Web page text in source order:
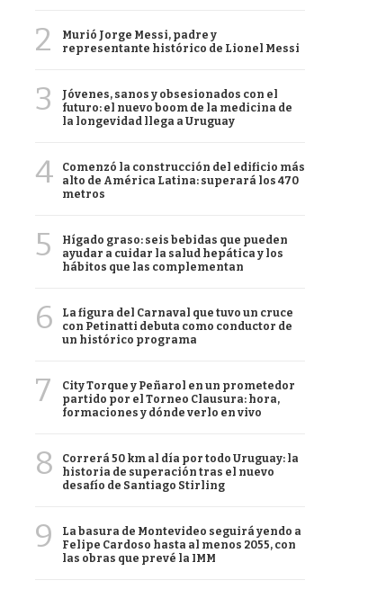
2
Murió Jorge Messi, padre y
representante histórico de Lionel Messi
3
Jóvenes, sanos y obsesionados con el
futuro: el nuevo boom de la medicina de
la longevidad llega a Uruguay
4
Comenzó la construcción del edificio más
alto de América Latina: superará los 470
metros
5
Hígado graso: seis bebidas que pueden
ayudar a cuidar la salud hepática y los
hábitos que las complementan
6
La figura del Carnaval que tuvo un cruce
con Petinatti debuta como conductor de
un histórico programa
7
City Torque y Peñarol en un prometedor
partido por el Torneo Clausura: hora,
formaciones y dónde verlo en vivo
8
Correrá 50 km al día por todo Uruguay: la
historia de superación tras el nuevo
desafío de Santiago Stirling
9
La basura de Montevideo seguirá yendo a
Felipe Cardoso hasta al menos 2055, con
las obras que prevé la IMM